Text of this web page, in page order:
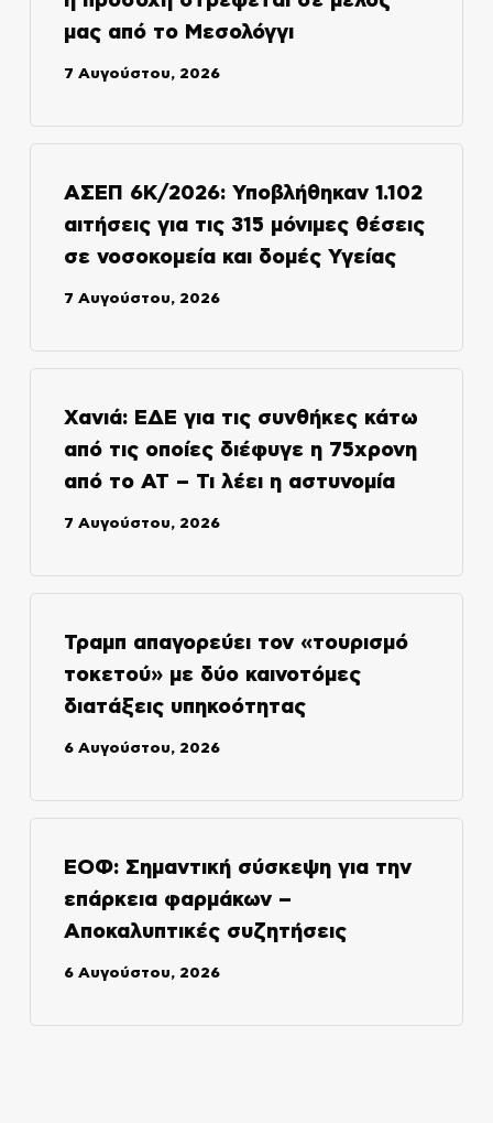
μας από το Μεσολόγγι
7 Αυγούστου, 2026
ΑΣΕΠ 6Κ/2026: Υποβλήθηκαν 1.102
αιτήσεις για τις 315 μόνιμες θέσεις
σε νοσοκομεία και δομές Υγείας
7 Αυγούστου, 2026
Χανιά: ΕΔΕ για τις συνθήκες κάτω
από τις οποίες διέφυγε η 75χρονη
από το ΑΤ – Τι λέει η αστυνομία
7 Αυγούστου, 2026
Τραμπ απαγορεύει τον «τουρισμό
τοκετού» με δύο καινοτόμες
διατάξεις υπηκοότητας
6 Αυγούστου, 2026
ΕΟΦ: Σημαντική σύσκεψη για την
επάρκεια φαρμάκων –
Αποκαλυπτικές συζητήσεις
6 Αυγούστου, 2026